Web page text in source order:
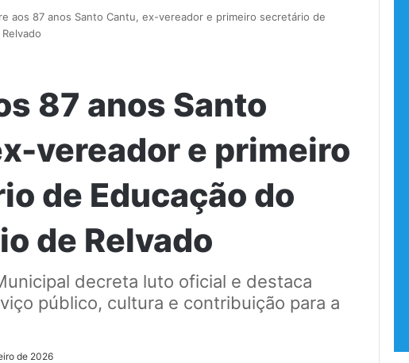
aos 87 anos Santo Cantu, ex-vereador e primeiro secretário de
87 anos Santo
vereador e primeiro
de Educação do
de Relvado
decreta luto oficial e destaca
público, cultura e contribuição para a
de 2026